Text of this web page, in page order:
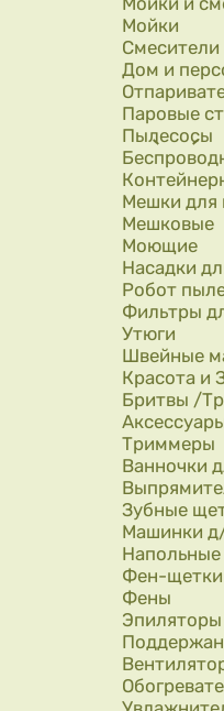
Мойки
Смесители
Дом и
Паровые
Пылесосы
Мешки для
Мешковые
Моющие
Насадки
Робот
Фильтры
Утюги
Швейные
Красота и
Бритвы /
Триммеры
Ванночки
Зубные
Машинки
Напольные
Фен-щетки
Фены
Эпиляторы